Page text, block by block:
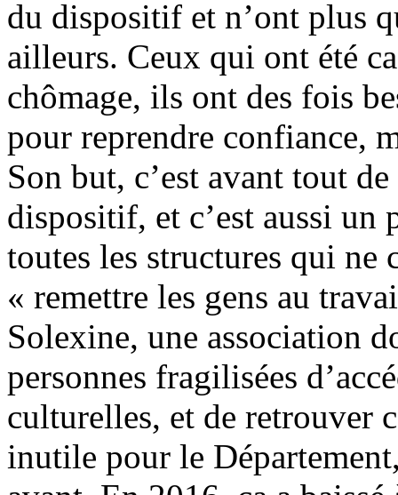
du dispositif et n’ont plus
ailleurs. Ceux qui ont été
chômage, ils ont des fois
pour reprendre confiance,
Son but, c’est avant tout
dispositif, et c’est aussi un
toutes les structures qui
« remettre les gens au
Solexine, une association
personnes fragilisées
culturelles, et de retrouver
inutile pour le